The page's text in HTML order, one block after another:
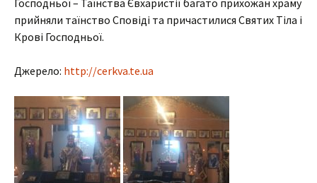
Господньої – Таїнства Євхаристії багато прихожан храму
прийняли таїнство Сповіді та причастилися Святих Тіла і
Крові Господньої.
Джерело: http://cerkva.te.ua